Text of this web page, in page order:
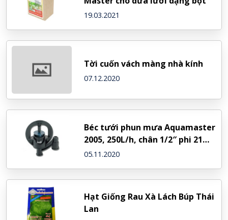
19.03.2021
Tời cuốn vách màng nhà kính
07.12.2020
Béc tưới phun mưa Aquamaster
2005, 250L/h, chân 1/2″ phi 21
ren ngoài – NDJ (Israel)
05.11.2020
Hạt Giống Rau Xà Lách Búp Thái
Lan